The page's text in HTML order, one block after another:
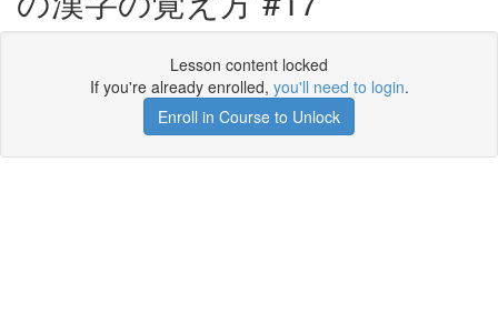
Lesson content locked
If you're already enrolled, you'll need to login.
Enroll in Course to Unlock